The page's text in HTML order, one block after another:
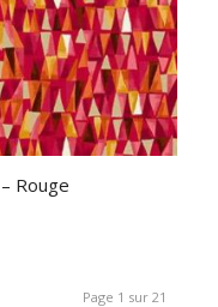
Rouge
Page 1 sur 21